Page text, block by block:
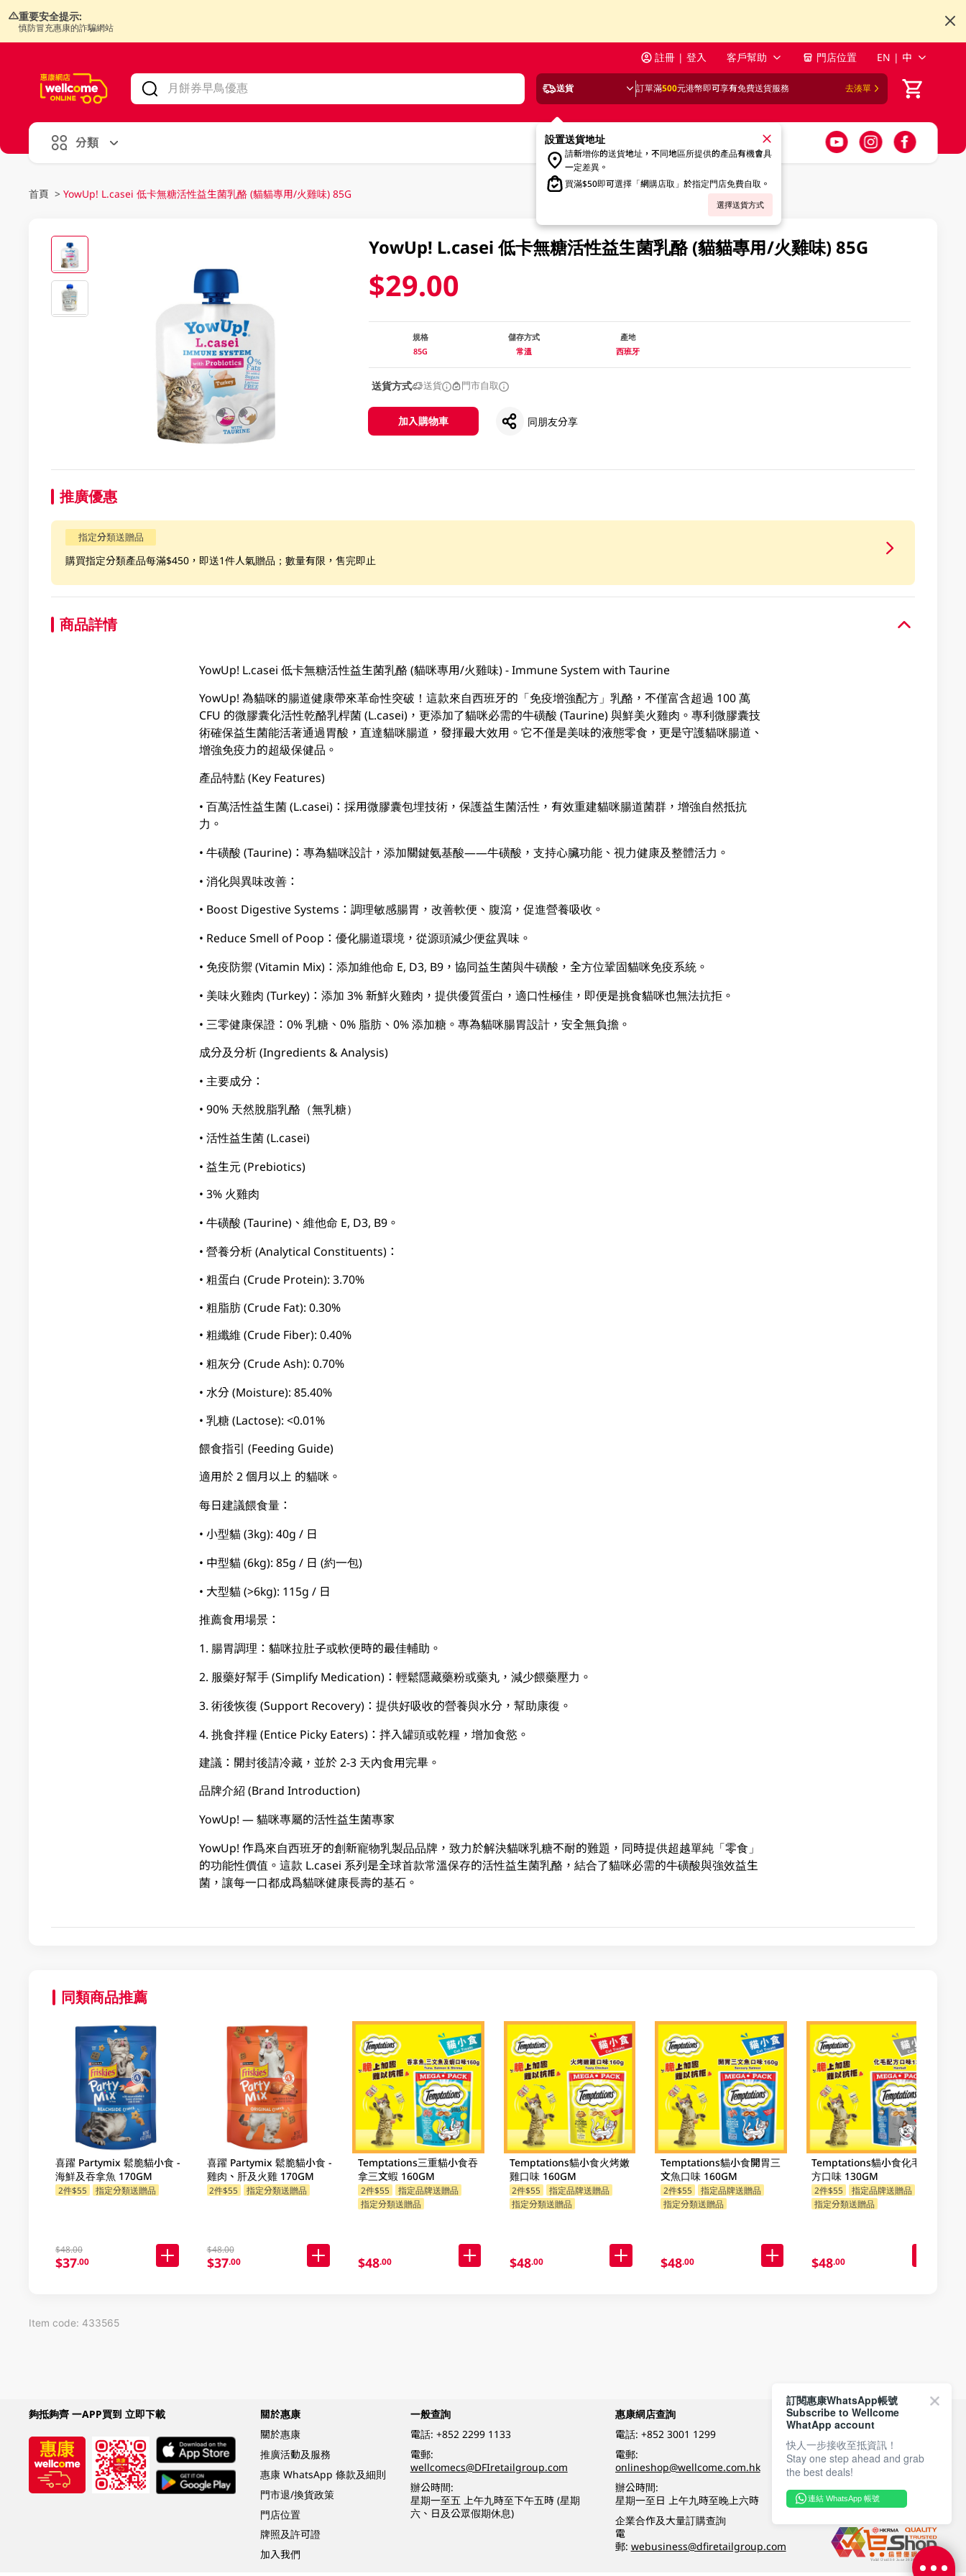
重要安全提示:
慎防冒充惠康的詐騙網站
註冊 | 登入 客戶幫助 門店位置 EN | 中
送貨 訂單滿500元港幣即可享有免費送貨服務 去湊單
設置送貨地址
請新增你的送貨地址，不同地區所提供的產品有機會具
一定差異。
買滿$50即可選擇「網購店取」於指定門店免費自取。
選擇送貨方式
分類
首頁 > YowUp! L.casei 低卡無糖活性益生菌乳酪 (貓貓專用/火雞味) 85G
YowUp! L.casei 低卡無糖活性益生菌乳酪 (貓貓專用/火雞味) 85G
$29.00
規格
85G
儲存方式
常溫
產地
西班牙
送貨方式 送貨 門市自取
加入購物車 同朋友分享
推廣優惠
指定分類送贈品
購買指定分類產品每滿$450，即送1件人氣贈品；數量有限，售完即止
商品詳情
YowUp! L.casei 低卡無糖活性益生菌乳酪 (貓咪專用/火雞味) - Immune System with Taurine
YowUp! 為貓咪的腸道健康帶來革命性突破！這款來自西班牙的「免疫增強配方」乳酪，不僅富含超過 100 萬
CFU 的微膠囊化活性乾酪乳桿菌 (L.casei)，更添加了貓咪必需的牛磺酸 (Taurine) 與鮮美火雞肉。專利微膠囊技
術確保益生菌能活著通過胃酸，直達貓咪腸道，發揮最大效用。它不僅是美味的液態零食，更是守護貓咪腸道、
增強免疫力的超級保健品。
產品特點 (Key Features)
• 百萬活性益生菌 (L.casei)：採用微膠囊包埋技術，保護益生菌活性，有效重建貓咪腸道菌群，增強自然抵抗
力。
• 牛磺酸 (Taurine)：專為貓咪設計，添加關鍵氨基酸——牛磺酸，支持心臟功能、視力健康及整體活力。
• 消化與異味改善：
• Boost Digestive Systems：調理敏感腸胃，改善軟便、腹瀉，促進營養吸收。
• Reduce Smell of Poop：優化腸道環境，從源頭減少便盆異味。
• 免疫防禦 (Vitamin Mix)：添加維他命 E, D3, B9，協同益生菌與牛磺酸，全方位鞏固貓咪免疫系統。
• 美味火雞肉 (Turkey)：添加 3% 新鮮火雞肉，提供優質蛋白，適口性極佳，即便是挑食貓咪也無法抗拒。
• 三零健康保證：0% 乳糖、0% 脂肪、0% 添加糖。專為貓咪腸胃設計，安全無負擔。
成分及分析 (Ingredients & Analysis)
• 主要成分：
• 90% 天然脫脂乳酪（無乳糖）
• 活性益生菌 (L.casei)
• 益生元 (Prebiotics)
• 3% 火雞肉
• 牛磺酸 (Taurine)、維他命 E, D3, B9。
• 營養分析 (Analytical Constituents)：
• 粗蛋白 (Crude Protein): 3.70%
• 粗脂肪 (Crude Fat): 0.30%
• 粗纖維 (Crude Fiber): 0.40%
• 粗灰分 (Crude Ash): 0.70%
• 水分 (Moisture): 85.40%
• 乳糖 (Lactose): <0.01%
餵食指引 (Feeding Guide)
適用於 2 個月以上 的貓咪。
每日建議餵食量：
• 小型貓 (3kg): 40g / 日
• 中型貓 (6kg): 85g / 日 (約一包)
• 大型貓 (>6kg): 115g / 日
推薦食用場景：
1. 腸胃調理：貓咪拉肚子或軟便時的最佳輔助。
2. 服藥好幫手 (Simplify Medication)：輕鬆隱藏藥粉或藥丸，減少餵藥壓力。
3. 術後恢復 (Support Recovery)：提供好吸收的營養與水分，幫助康復。
4. 挑食拌糧 (Entice Picky Eaters)：拌入罐頭或乾糧，增加食慾。
建議：開封後請冷藏，並於 2-3 天內食用完畢。
品牌介紹 (Brand Introduction)
YowUp! — 貓咪專屬的活性益生菌專家
YowUp! 作爲來自西班牙的創新寵物乳製品品牌，致力於解決貓咪乳糖不耐的難題，同時提供超越單純「零食」
的功能性價值。這款 L.casei 系列是全球首款常溫保存的活性益生菌乳酪，結合了貓咪必需的牛磺酸與強效益生
菌，讓每一口都成爲貓咪健康長壽的基石。
同類商品推薦
喜躍 Partymix 鬆脆貓小食 -
海鮮及吞拿魚 170GM
2件$55 指定分類送贈品
$48.00
$37.00
喜躍 Partymix 鬆脆貓小食 -
雞肉、肝及火雞 170GM
2件$55 指定分類送贈品
$48.00
$37.00
Temptations三重貓小食吞
拿三文蝦 160GM
2件$55
指定品牌送贈品
指定分類送贈品
$48.00
Temptations貓小食火烤嫩
雞口味 160GM
2件$55
指定品牌送贈品
指定分類送贈品
$48.00
Temptations貓小食開胃三
文魚口味 160GM
2件$55
指定品牌送贈品
指定分類送贈品
$48.00
Temptations貓小食化毛配
方口味 130GM
2件$55
指定品牌送贈品
指定分類送贈品
$48.00
Item code: 433565
夠抵夠齊 一APP買到 立即下載
關於惠康
關於惠康
推廣活動及服務
惠康 WhatsApp 條款及細則
門市退/換貨政策
門店位置
牌照及許可證
加入我們
一般查詢
電話: +852 2299 1133
電郵:
wellcomecs@DFIretailgroup.com
辦公時間:
星期一至五 上午九時至下午五時 (星期
六、日及公眾假期休息)
惠康網店查詢
電話: +852 3001 1299
電郵:
onlineshop@wellcome.com.hk
辦公時間:
星期一至日 上午九時至晚上六時
企業合作及大量訂購查詢
電
郵: webusiness@dfiretailgroup.com
付款方式
關注我們
訂閱惠康WhatsApp帳號
Subscribe to Wellcome
WhatApp account
快人一步接收至抵資訊！
Stay one step ahead and grab
the best deals!
連結 WhatsApp 帳號